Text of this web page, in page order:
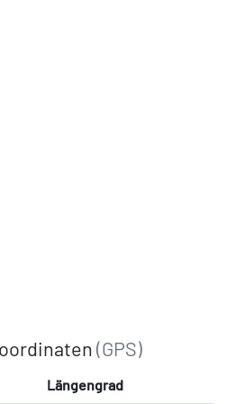
(GPS)
Längengrad